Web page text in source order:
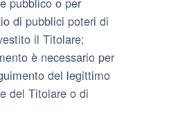
di pubblici poteri di
il Titolare;
è necessario per
del legittimo
del Titolare o di